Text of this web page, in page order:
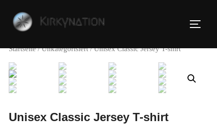
Inhalten
springen
Startseite/Unkategorisiert/ Unisex Classic Jersey T-shirt
Unisex Classic Jersey T-shirt